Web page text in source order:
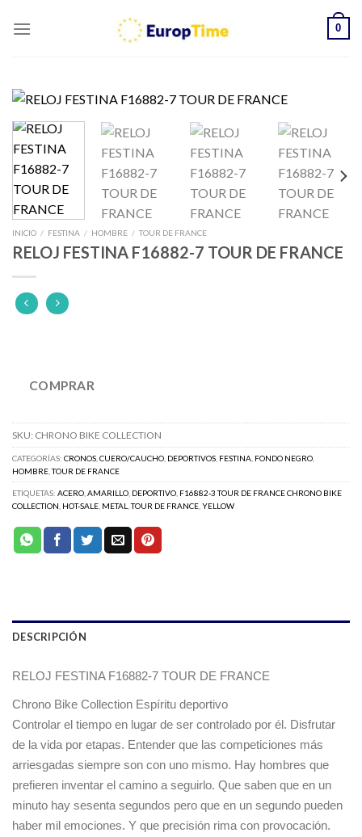
0
INICIO / FESTINA / HOMBRE / TOUR DE FRANCE
RELOJ FESTINA F16882-7 TOUR DE FRANCE
COMPRAR
SKU: CHRONO BIKE COLLECTION
CATEGORÍAS: CRONOS CUERO/CAUCHO DEPORTIVOS FESTINA FONDO NEGRO
HOMBRE ,TOUR DE FRANCE
ETIQUETAS: ACERO AMARILLO DEPORTIVO F16882-3 TOUR DE FRANCE CHRONO BIKE
COLLECTION HOT-SALE METAL ,TOUR DE FRANCE YELLOW
DESCRIPCIÓN
RELOJ FESTINA F16882-7 TOUR DE FRANCE
Chrono Bike Collection Espíritu deportivo
Controlar el tiempo en lugar de ser controlado por él. Disfrutar
de la vida por etapas. Entender que las competiciones más
arriesgadas siempre son con uno mismo. Hay hombres que
prefieren inventar el camino a seguirlo. Que saben que en un
minuto hay sesenta segundos pero que en un segundo pueden
haber mil emociones. Y que precisión rima con provocación.